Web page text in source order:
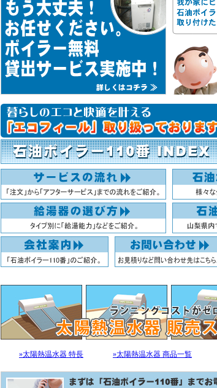
»太陽熱温水器 特長 »太陽熱温水器 商品一覧